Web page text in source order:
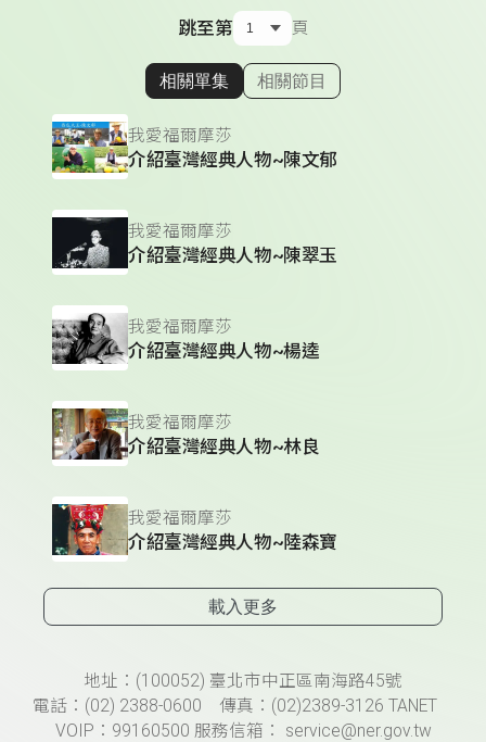
跳至第 頁
顯示相關單集
相關單集 相關節目
我愛福爾摩莎
介紹臺灣經典人物~陳文郁
我愛福爾摩莎
介紹臺灣經典人物~陳翠玉
我愛福爾摩莎
介紹臺灣經典人物~楊逵
我愛福爾摩莎
介紹臺灣經典人物~林良
我愛福爾摩莎
介紹臺灣經典人物~陸森寶
載入更多
頁尾資訊地址：(100052) 臺北市中正區南海路45號
電話：(02) 2388-0600 傳真：(02)2389-3126 TANET
VOIP：99160500 服務信箱： service@ner.gov.tw